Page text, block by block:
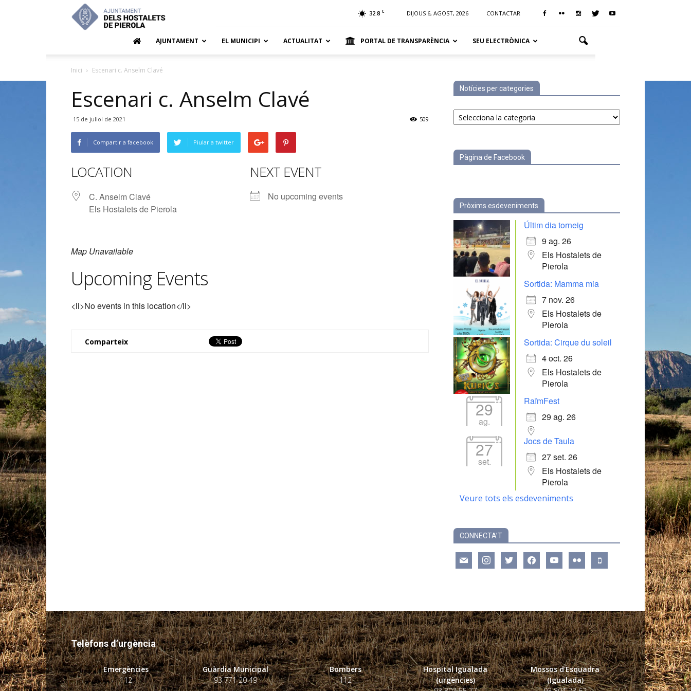
Hostalets
de
32.8 C DIJOUS 6, AGOST, 2026 CONTACTAR
AJUNTAMENT EL MUNICIPI ACTUALITAT PORTAL DE TRANSPARÈNCIA SEU ELECTRÒNICA
Inici Escenari c. Anselm Clavé
Escenari c. Anselm Clavé
15 de juliol de 2021 509
Compartir a facebook Piular a twitter
LOCATION
C. Anselm Clavé
Els Hostalets de Pierola
NEXT EVENT
No upcoming events
Map Unavailable
Upcoming Events
<li>No events in this location</li>
Comparteix
Notícies per categories
Notícies
per
Pàgina de Facebook
Pròxims esdeveniments
Últim dia torneig
9 ag. 26
Els Hostalets de
Pierola
Sortida: Mamma mia
7 nov. 26
Els Hostalets de
Pierola
Sortida: Cirque du soleil
4 oct. 26
Els Hostalets de
Pierola
29
ag.
RaïmFest
29 ag. 26
27
set.
Jocs de Taula
27 set. 26
Els Hostalets de
Pierola
Veure tots els esdeveniments
CONNECTA’T
mail instagramtwitter facebookyoutube flickr mobile
Telèfons d’urgència
Emergències
112
Guàrdia Municipal
93 771 20 49
Bombers
112
Hospital Igualada
(urgències)
Mossos d'Esquadra
(Igualada)